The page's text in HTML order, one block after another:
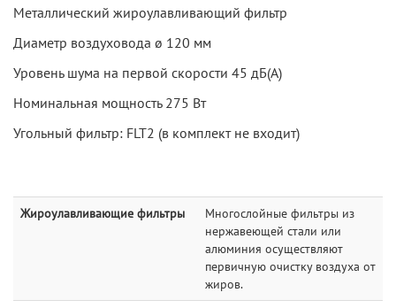
Металлический жироулавливающий фильтр
Диаметр воздуховода ø 120 мм
Уровень шума на первой скорости 45 дБ(А)
Номинальная мощность 275 Вт
Угольный фильтр: FLT2 (в комплект не входит)
Жироулавливающие фильтры
Многослойные фильтры из
нержавеющей стали или
алюминия осуществляют
первичную очистку воздуха от
жиров.